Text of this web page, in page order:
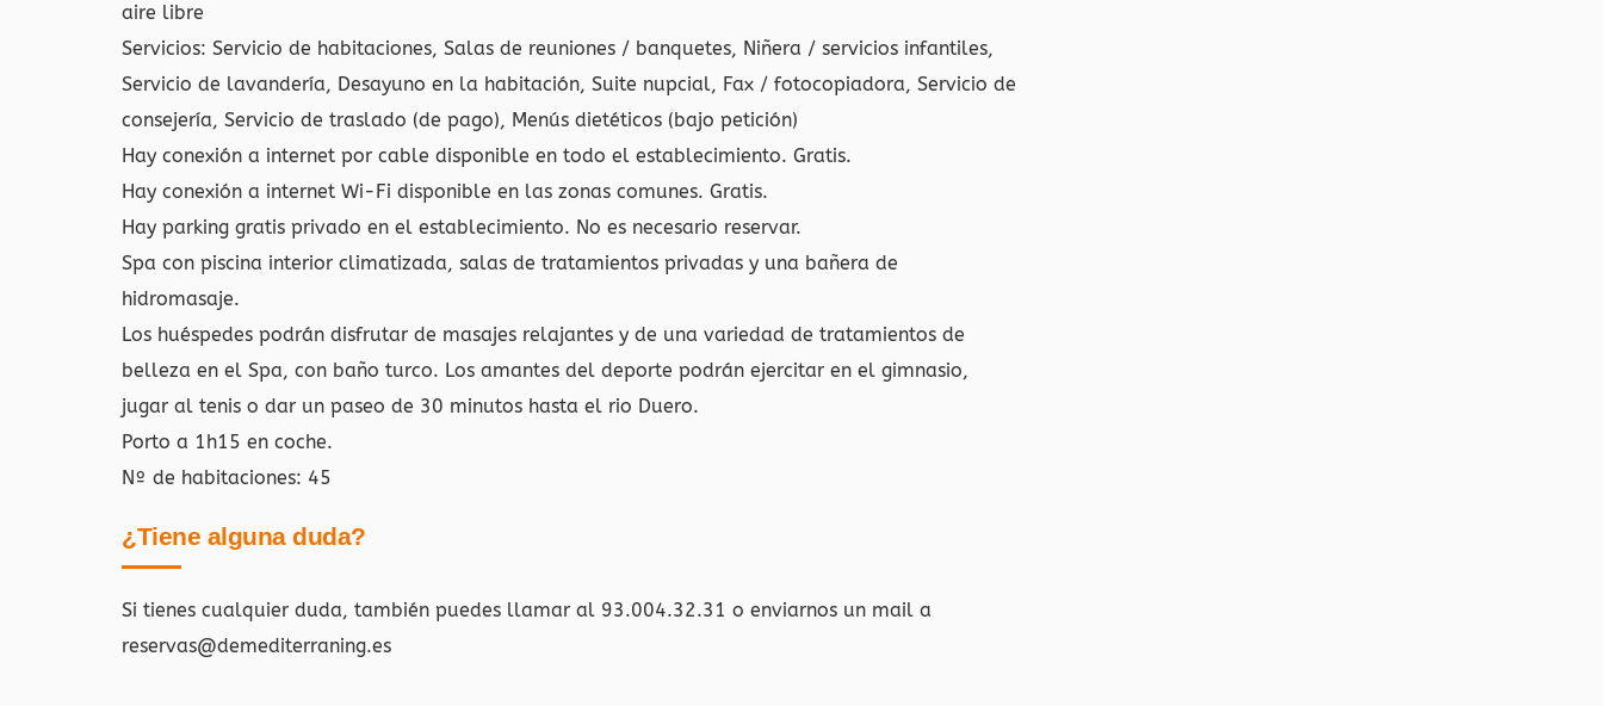
aire libre
Servicios: Servicio de habitaciones, Salas de reuniones / banquetes, Niñera / servicios infantiles,
Servicio de lavandería, Desayuno en la habitación, Suite nupcial, Fax / fotocopiadora, Servicio de
consejería, Servicio de traslado (de pago), Menús dietéticos (bajo petición)
Hay conexión a internet por cable disponible en todo el establecimiento. Gratis.
Hay conexión a internet Wi-Fi disponible en las zonas comunes. Gratis.
Hay parking gratis privado en el establecimiento. No es necesario reservar.
Spa con piscina interior climatizada, salas de tratamientos privadas y una bañera de
hidromasaje.
Los huéspedes podrán disfrutar de masajes relajantes y de una variedad de tratamientos de
belleza en el Spa, con baño turco. Los amantes del deporte podrán ejercitar en el gimnasio,
jugar al tenis o dar un paseo de 30 minutos hasta el rio Duero.
Porto a 1h15 en coche.
Nº de habitaciones: 45
¿Tiene alguna duda?
Si tienes cualquier duda, también puedes llamar al 93.004.32.31 o enviarnos un mail a
reservas@demediterraning.es